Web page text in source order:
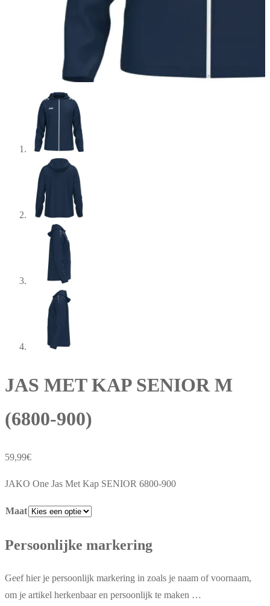
JAS MET KAP SENIOR M
(6800-900)
59,99€
JAKO One Jas Met Kap SENIOR 6800-900
Maat
Persoonlijke markering
Geef hier je persoonlijk markering in zoals je naam of voornaam,
om je artikel herkenbaar en persoonlijk te maken …